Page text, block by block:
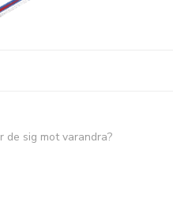
de sig mot varandra?